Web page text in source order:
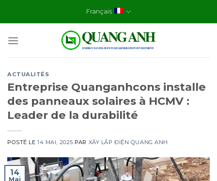
Français
ACTUALITÉS
Entreprise Quanganhcons installe
des panneaux solaires à HCMV :
Leader de la durabilité
POSTÉ LE14 MAI, 2025 PAR XÂY LẮP ĐIỆN QUANG ANH
14
Mai